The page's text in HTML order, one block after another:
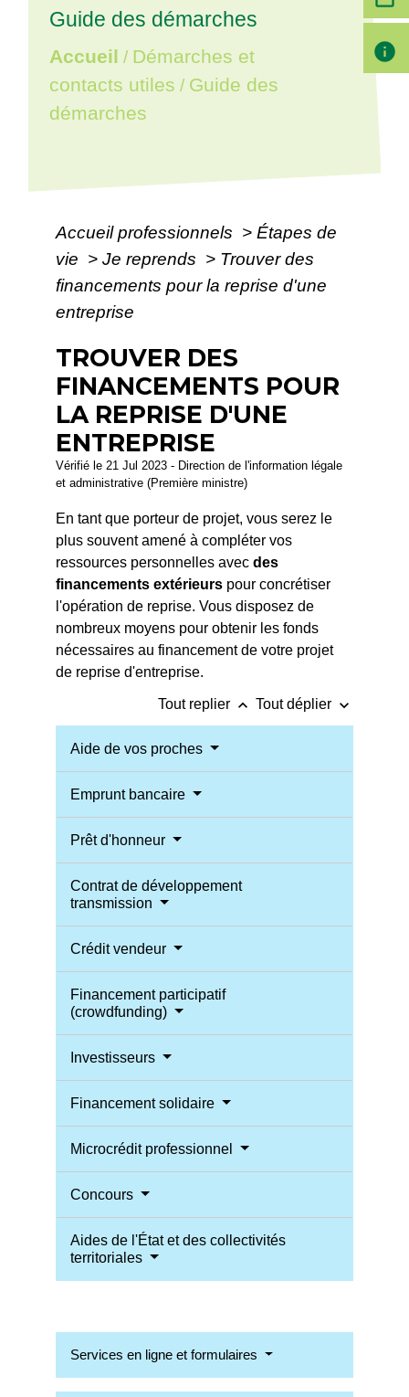
Guide des démarches
Accueil / Démarches et
contacts utiles / Guide des
démarches
Accueil professionnels > Étapes de
vie > Je reprends > Trouver des
financements pour la reprise d'une
entreprise
TROUVER DES
FINANCEMENTS POUR
LA REPRISE D'UNE
ENTREPRISE
Vérifié le 21 Jul 2023 - Direction de l'information légale
et administrative (Première ministre)
En tant que porteur de projet, vous serez le
plus souvent amené à compléter vos
ressources personnelles avecdes
financements extérieurs pour concrétiser
l'opération de reprise. Vous disposez de
nombreux moyens pour obtenir les fonds
nécessaires au financement de votre projet
de reprise d'entreprise.
Tout replier keyboard_arrow_up Tout déplier keyboard_arrow_down
Aide de vos proches
Emprunt bancaire
Prêt d'honneur
Contrat de développement
transmission
Crédit vendeur
Financement participatif
(crowdfunding)
Investisseurs
Financement solidaire
Microcrédit professionnel
Concours
Aides de l'État et des collectivités
territoriales
Services en ligne et formulaires
info